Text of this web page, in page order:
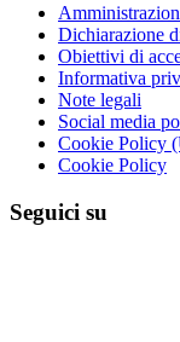
Dichiarazione
Obiettivi di
Informativa
Note legali
Social media
Cookie Policy
Cookie Policy
Seguici su